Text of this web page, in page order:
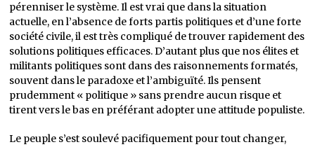
pérenniser le système. Il est vrai que dans la situation
actuelle, en l’absence de forts partis politiques et d’une forte
société civile, il est très compliqué de trouver rapidement des
solutions politiques efficaces. D’autant plus que nos élites et
militants politiques sont dans des raisonnements formatés,
souvent dans le paradoxe et l’ambiguïté. Ils pensent
prudemment « politique » sans prendre aucun risque et
tirent vers le bas en préférant adopter une attitude populiste.
Le peuple s’est soulevé pacifiquement pour tout changer,